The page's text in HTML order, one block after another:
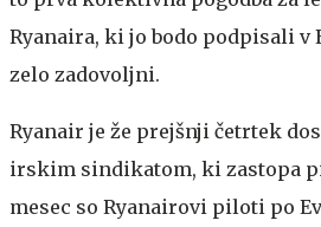
Ryanaira, ki jo bodo podpisali v
zelo zadovoljni.
Ryanair je že prejšnji četrtek
irskim sindikatom, ki zastopa
mesec so Ryanairovi piloti po